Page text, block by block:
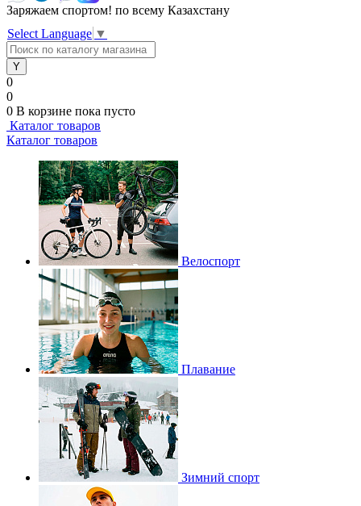
Заряжаем спортом! по всему Казахстану
Select Language ▼
0
0
0 В корзине пока пусто
Каталог товаров
Каталог товаров
Велоспорт
Плавание
Зимний спорт